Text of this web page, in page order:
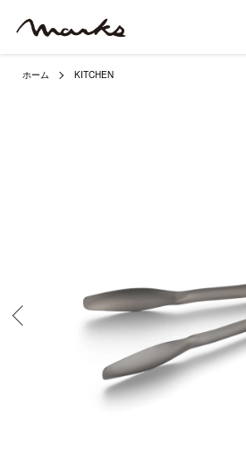
ホーム KITCHEN